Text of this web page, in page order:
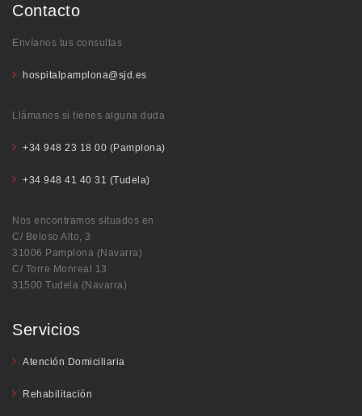
Contacto
Envíanos tus consultas
hospitalpamplona@sjd.es
Llámanos si tienes alguna duda
+34 948 23 18 00 (Pamplona)
+34 948 41 40 31 (Tudela)
Nos encontramos situados en
C/ Beloso Alto, 3
31006 Pamplona (Navarra)
C/ Torre Monreal 13
31500 Tudela (Navarra)
Servicios
Atención Domiciliaria
Rehabilitación